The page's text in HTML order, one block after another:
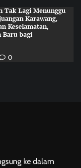
Tak Lagi Menunggu
Karawang,
Keselamatan,
Baru bagi
0
ke dalam